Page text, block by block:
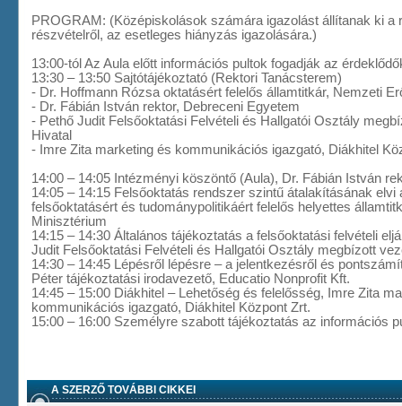
PROGRAM: (Középiskolások számára igazolást állítanak ki a
részvételről, az esetleges hiányzás igazolására.)
13:00-tól Az Aula előtt információs pultok fogadják az
13:30 – 13:50 Sajtótájékoztató (Rektori Tanácsterem)
- Dr. Hoffmann Rózsa oktatásért felelős államtitkár, Nemzeti
- Dr. Fábián István rektor, Debreceni Egyetem
- Pethő Judit Felsőoktatási Felvételi és Hallgatói Osztály
Hivatal
- Imre Zita marketing és kommunikációs igazgató, Diákhitel
14:00 – 14:05 Intézményi köszöntő (Aula), Dr. Fábián István
14:05 – 14:15 Felsőoktatás rendszer szintű átalakításának elvi
felsőoktatásért és tudománypolitikáért felelős helyettes
Minisztérium
14:15 – 14:30 Általános tájékoztatás a felsőoktatási felvételi
Judit Felsőoktatási Felvételi és Hallgatói Osztály megbízott
14:30 – 14:45 Lépésről lépésre – a jelentkezésről és
Péter tájékoztatási irodavezető, Educatio Nonprofit Kft.
14:45 – 15:00 Diákhitel – Lehetőség és felelősség, Imre Zita
kommunikációs igazgató, Diákhitel Központ Zrt.
15:00 – 16:00 Személyre szabott tájékoztatás az információs
A SZERZŐ TOVÁBBI CIKKEI